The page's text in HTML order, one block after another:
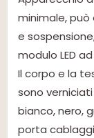
minimale,
e
modulo LED
Il corpo e la
sono
bianco, nero,
porta